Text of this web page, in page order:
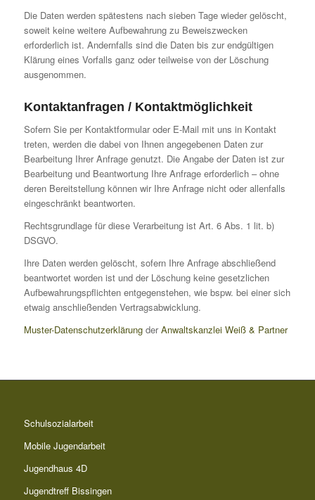
Die Daten werden spätestens nach sieben Tage wieder gelöscht,
soweit keine weitere Aufbewahrung zu Beweiszwecken
erforderlich ist. Andernfalls sind die Daten bis zur endgültigen
Klärung eines Vorfalls ganz oder teilweise von der Löschung
ausgenommen.
Kontaktanfragen / Kontaktmöglichkeit
Sofern Sie per Kontaktformular oder E-Mail mit uns in Kontakt
treten, werden die dabei von Ihnen angegebenen Daten zur
Bearbeitung Ihrer Anfrage genutzt. Die Angabe der Daten ist zur
Bearbeitung und Beantwortung Ihre Anfrage erforderlich – ohne
deren Bereitstellung können wir Ihre Anfrage nicht oder allenfalls
eingeschränkt beantworten.
Rechtsgrundlage für diese Verarbeitung ist Art. 6 Abs. 1 lit. b)
DSGVO.
Ihre Daten werden gelöscht, sofern Ihre Anfrage abschließend
beantwortet worden ist und der Löschung keine gesetzlichen
Aufbewahrungspflichten entgegenstehen, wie bspw. bei einer sich
etwaig anschließenden Vertragsabwicklung.
Muster-DatenschutzerklärungderAnwaltskanzlei Weiß & Partner
Schulsozialarbeit
Mobile Jugendarbeit
Jugendhaus 4D
Jugendtreff Bissingen